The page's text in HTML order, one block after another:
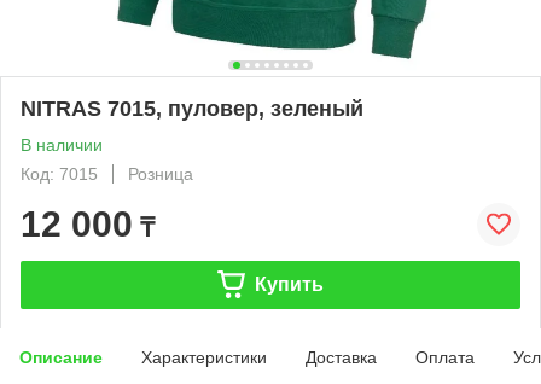
NITRAS 7015, пуловер, зеленый
В наличии
Код: 7015
Розница
12 000 ₸
Купить
Описание Характеристики Доставка Оплата